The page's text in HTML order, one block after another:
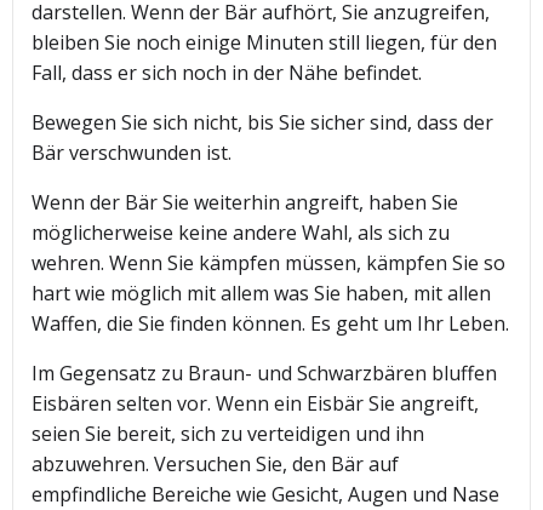
darstellen. Wenn der Bär aufhört, Sie anzugreifen,
bleiben Sie noch einige Minuten still liegen, für den
Fall, dass er sich noch in der Nähe befindet.
Bewegen Sie sich nicht, bis Sie sicher sind, dass der
Bär verschwunden ist.
Wenn der Bär Sie weiterhin angreift, haben Sie
möglicherweise keine andere Wahl, als sich zu
wehren. Wenn Sie kämpfen müssen, kämpfen Sie so
hart wie möglich mit allem was Sie haben, mit allen
Waffen, die Sie finden können. Es geht um Ihr Leben.
Im Gegensatz zu Braun- und Schwarzbären bluffen
Eisbären selten vor. Wenn ein Eisbär Sie angreift,
seien Sie bereit, sich zu verteidigen und ihn
abzuwehren. Versuchen Sie, den Bär auf
empfindliche Bereiche wie Gesicht, Augen und Nase